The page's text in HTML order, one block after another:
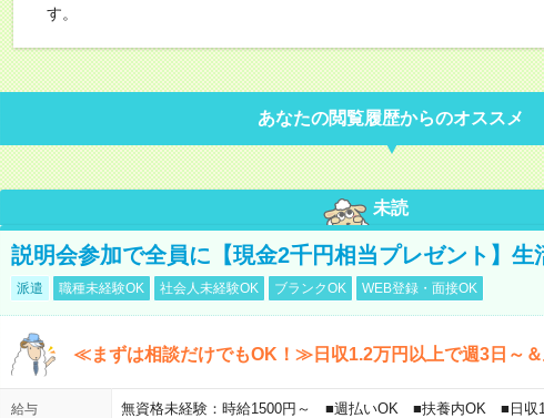
す。
あなたの閲覧履歴からのオススメ
未読
説明会参加で全員に【現金2千円相当プレゼント】生
派遣 職種未経験OK 社会人未経験OK ブランクOK WEB登録・面接OK
≪まずは相談だけでもOK！≫日収1.2万円以上で週3日～＆
給与 無資格未経験：時給1500円～ ■週払いOK ■扶養内OK ■日収1